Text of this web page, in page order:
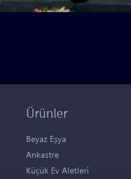
Ürünler
Beyaz Eşya
Ankastre
Küçük Ev Aletleri